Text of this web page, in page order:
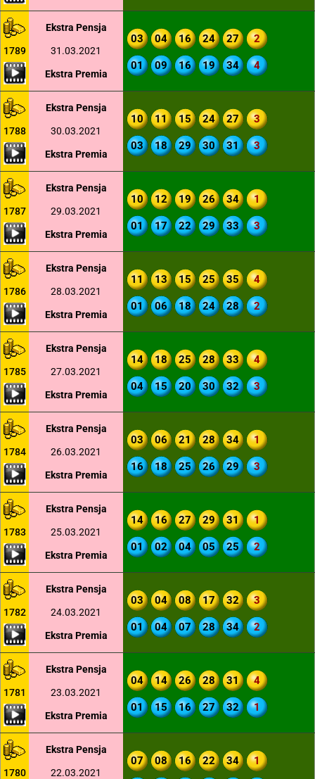
1789
Ekstra Pensja
31.03.2021
Ekstra Premia
03 04 16 24 27 2
01 09 16 19 34 4
1788
Ekstra Pensja
30.03.2021
Ekstra Premia
10 11 15 24 27 3
03 18 29 30 31 3
1787
Ekstra Pensja
29.03.2021
Ekstra Premia
10 12 19 26 34 1
01 17 22 29 33 3
1786
Ekstra Pensja
28.03.2021
Ekstra Premia
11 13 15 25 35 4
01 06 18 24 28 2
1785
Ekstra Pensja
27.03.2021
Ekstra Premia
14 18 25 28 33 4
04 15 20 30 32 3
1784
Ekstra Pensja
26.03.2021
Ekstra Premia
03 06 21 28 34 1
16 18 25 26 29 3
1783
Ekstra Pensja
25.03.2021
Ekstra Premia
14 16 27 29 31 1
01 02 04 05 25 2
1782
Ekstra Pensja
24.03.2021
Ekstra Premia
03 04 08 17 32 3
01 04 07 28 34 2
1781
Ekstra Pensja
23.03.2021
Ekstra Premia
04 14 26 28 31 4
01 15 16 27 32 1
1780
Ekstra Pensja
22.03.2021
07 08 16 22 34 1